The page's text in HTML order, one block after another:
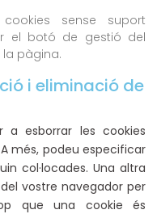
sense suport
el botó de gestió del
pàgina.
i eliminació de
a esborrar les cookies
més, podeu especificar
col·locades. Una altra
vostre navegador per
que una cookie és